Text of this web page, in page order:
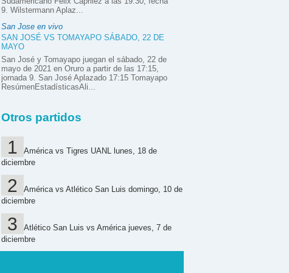
9. Wilstermann Aplaz...
San Jose en vivo
SAN JOSÉ VS TOMAYAPO SÁBADO, 22 DE
MAYO
San José y Tomayapo juegan el sábado, 22 de
mayo de 2021 en Oruro a partir de las 17:15,
jornada 9. San José Aplazado 17:15 Tomayapo
ResúmenEstadísticasAli...
Otros partidos
América vs Tigres UANL lunes, 18 de
diciembre
América vs Atlético San Luis domingo, 10 de
diciembre
Atlético San Luis vs América jueves, 7 de
diciembre